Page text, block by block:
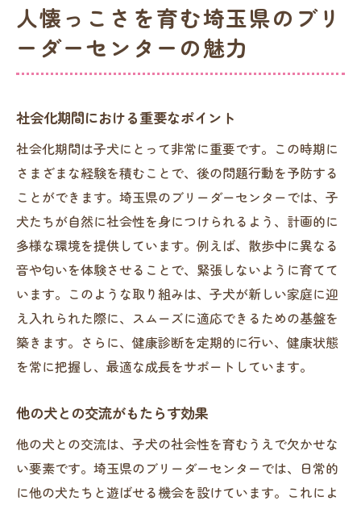
人懐っこさを育む埼玉県のブリ
ーダーセンターの魅力
社会化期間における重要なポイント
社会化期間は子犬にとって非常に重要です。この時期に
さまざまな経験を積むことで、後の問題行動を予防する
ことができます。埼玉県のブリーダーセンターでは、子
犬たちが自然に社会性を身につけられるよう、計画的に
多様な環境を提供しています。例えば、散歩中に異なる
音や匂いを体験させることで、緊張しないように育てて
います。このような取り組みは、子犬が新しい家庭に迎
え入れられた際に、スムーズに適応できるための基盤を
築きます。さらに、健康診断を定期的に行い、健康状態
を常に把握し、最適な成長をサポートしています。
他の犬との交流がもたらす効果
他の犬との交流は、子犬の社会性を育むうえで欠かせな
い要素です。埼玉県のブリーダーセンターでは、日常的
に他の犬たちと遊ばせる機会を設けています。これによ